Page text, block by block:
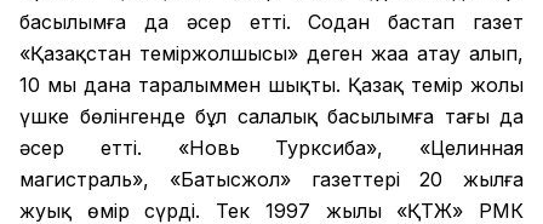
басылымға да әсер етті. Содан бастап газет
«Қазақстан теміржолшысы» деген жаңа атау алып,
10 мың дана таралыммен шықты. Қазақ темір жолы
үшке бөлінгенде бұл салалық басылымға тағы да
әсер етті. «Новь Турксиба», «Целинная
магистраль», «Батысжол» газеттері 20 жылға
жуық өмір сүрді. Тек 1997 жылы «ҚТЖ» РМК